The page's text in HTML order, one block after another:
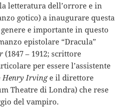
letteratura dell’orrore e in
gotico) a inaugurare questa
e importante in questo
epistolare “Dracula”
(1847 – 1912; scrittore
per essere l’assistente
Henry Irvinge il direttore
Theatre di Londra) che rese
del vampiro.